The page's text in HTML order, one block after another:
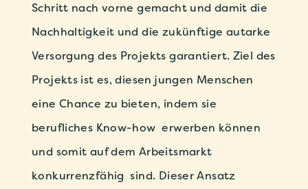
Schritt nach vorne gemacht und damit die
Nachhaltigkeit und die zukünftige autarke
Versorgung des Projekts garantiert. Ziel des
Projekts ist es, diesen jungen Menschen
eine Chance zu bieten, indem sie
berufliches Know-how erwerben können
und somit auf dem Arbeitsmarkt
konkurrenzfähig sind. Dieser Ansatz